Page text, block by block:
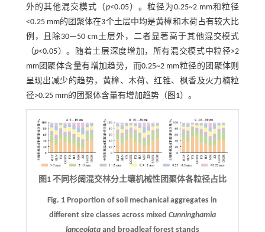
外的其他混交模式（p<0.05）。粒径为0.25~2 mm和粒径
<0.25 mm的团聚体在3个土层中均是黄樟和木荷占有较大比
例，且除30—50 cm土层外，二者显著高于其他混交模式
（p<0.05）。随着土层深度增加，所有混交模式中粒径>2
mm团聚体含量有增加趋势，而0.25~2 mm粒径的团聚体则
呈现出减少的趋势，黄樟、木荷、红锥、枫香及火力楠粒
径>0.25 mm的团聚体含量有增加趋势（ 图1）。
图1 不同杉阔混交林分土壤机械性团聚体各粒径占比
Fig. 1 Proportion of soil mechanical aggregates in
different size classes across mixed Cunninghamia
lanceolataand broadleaf forest stands